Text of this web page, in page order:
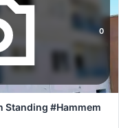
0
Standing #Hammem